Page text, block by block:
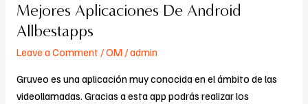
Mejores Aplicaciones De Android
Allbestapps
Leave a Comment /OM/admin
Gruveo es una aplicación muy conocida en el ámbito de las
videollamadas. Gracias a esta app podrás realizar los
Mejores
Aplicaciones
Android
Allbestapps